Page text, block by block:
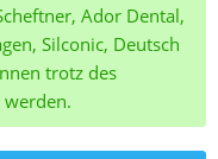
Ador Dental,
Silconic, Deutsch
trotz des